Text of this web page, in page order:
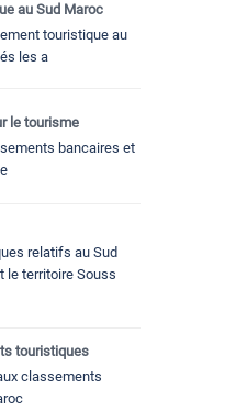
au Sud Maroc
touristique au
les a
le tourisme
bancaires et
relatifs au Sud
le territoire Souss
touristiques
classements